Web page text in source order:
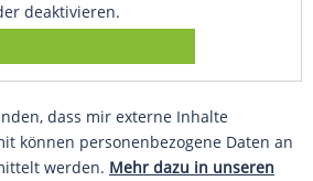
deaktivieren.
dass mir externe Inhalte
können personenbezogene Daten an
werden. Mehr dazu in unseren